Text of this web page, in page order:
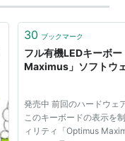
30 ブックマーク
フル有機LEDキーボ
Maximus」ソフトウ
発売中 前回のハードウェ
このキーボードの表示を
ィリティ「Optimus